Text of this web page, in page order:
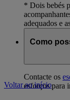
* Dois bebés
adequados e
Como
Contacte os
esforços para
Voltar ao início